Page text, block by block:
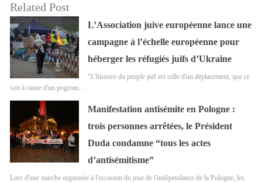
Related Post
L’Association juive européenne lance une
campagne à l’échelle européenne pour
héberger les réfugiés juifs d’Ukraine
"L'histoire du peuple juif est celle d'un déplacement, que ce
soit à cause d'un pogrom…
Manifestation antisémite en Pologne :
trois personnes arrêtées, le Président
Duda condamne “tous les actes
d’antisémitisme”
Lors d'une marche organisée à l'occasion du jour de l'indépendance de la Pologne, les